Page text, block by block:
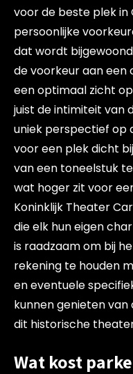
voor de beste plek
persoonlijke
dat wordt
de voorkeur aan een
een optimaal zicht
juist de intimiteit van
uniek perspectief op
voor een plek dicht
van een toneelstuk
wat hoger zit voor
Koninklijk Theater
die elk hun eigen
is raadzaam om bij
rekening te houden
en eventuele
kunnen genieten
dit historische
Wat kost